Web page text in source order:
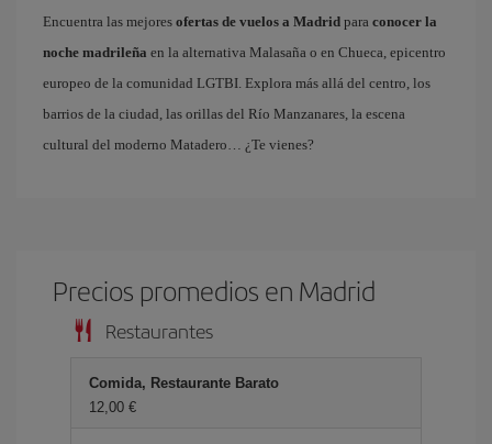
Encuentra las mejores ofertas de vuelos a Madrid para conocer la
noche madrileña en la alternativa Malasaña o en Chueca, epicentro
europeo de la comunidad LGTBI. Explora más allá del centro, los
barrios de la ciudad, las orillas del Río Manzanares, la escena
cultural del moderno Matadero… ¿Te vienes?
Precios promedios en Madrid
Restaurantes
Comida, Restaurante Barato
12,00